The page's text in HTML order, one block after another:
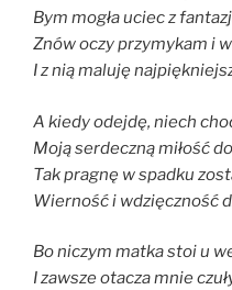
Bym mogła uciec z
Znów oczy przymykam i
I z nią maluję
A kiedy odejdę, niech
Moją serdeczną miłość
Tak pragnę w spadku
Wierność i wdzięczność
Bo niczym matka stoi u
I zawsze otacza mnie